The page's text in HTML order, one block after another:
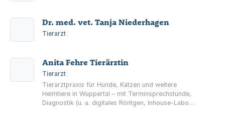
Dr. med. vet. Tanja Niederhagen
Tierarzt
Anita Fehre Tierärztin
Tierarzt
Tierarztpraxis für Hunde, Katzen und weitere
Heimtiere in Wuppertal – mit Terminsprechstunde,
Diagnostik (u. a. digitales Röntgen, Inhouse-Labor),